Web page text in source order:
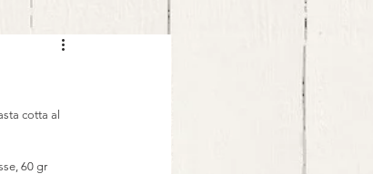
cotta al
60 gr